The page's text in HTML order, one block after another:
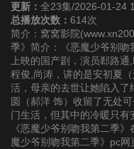
第22集
更新： 全23集/2026-01-24
总播放次数： 614次
简介：窝窝影院
季》简介：《恶魔少爷别
上映的国产剧，演员郄路
程俊,尚涛，讲的是安初夏
活，母亲的去世让她陷入了
圆（郝洋 饰）收留了无处
门生活，但其中的冷暖只有
《恶魔少爷别吻我第二季
魔少爷别吻我第二季》pc